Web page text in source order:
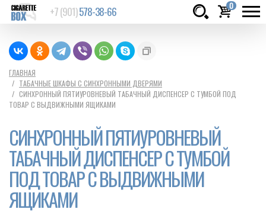
+7 (901)578-38-66 0
ГЛАВНАЯ
ТАБАЧНЫЕ ШКАФЫ С СИНХРОННЫМИ ДВЕРЯМИ
СИНХРОННЫЙ ПЯТИУРОВНЕВЫЙ ТАБАЧНЫЙ ДИСПЕНСЕР С ТУМБОЙ ПОД
ТОВАР С ВЫДВИЖНЫМИ ЯЩИКАМИ
СИНХРОННЫЙ ПЯТИУРОВНЕВЫЙ
ТАБАЧНЫЙ ДИСПЕНСЕР С ТУМБОЙ
ПОД ТОВАР С ВЫДВИЖНЫМИ
ЯЩИКАМИ